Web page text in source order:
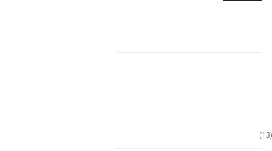
(13)